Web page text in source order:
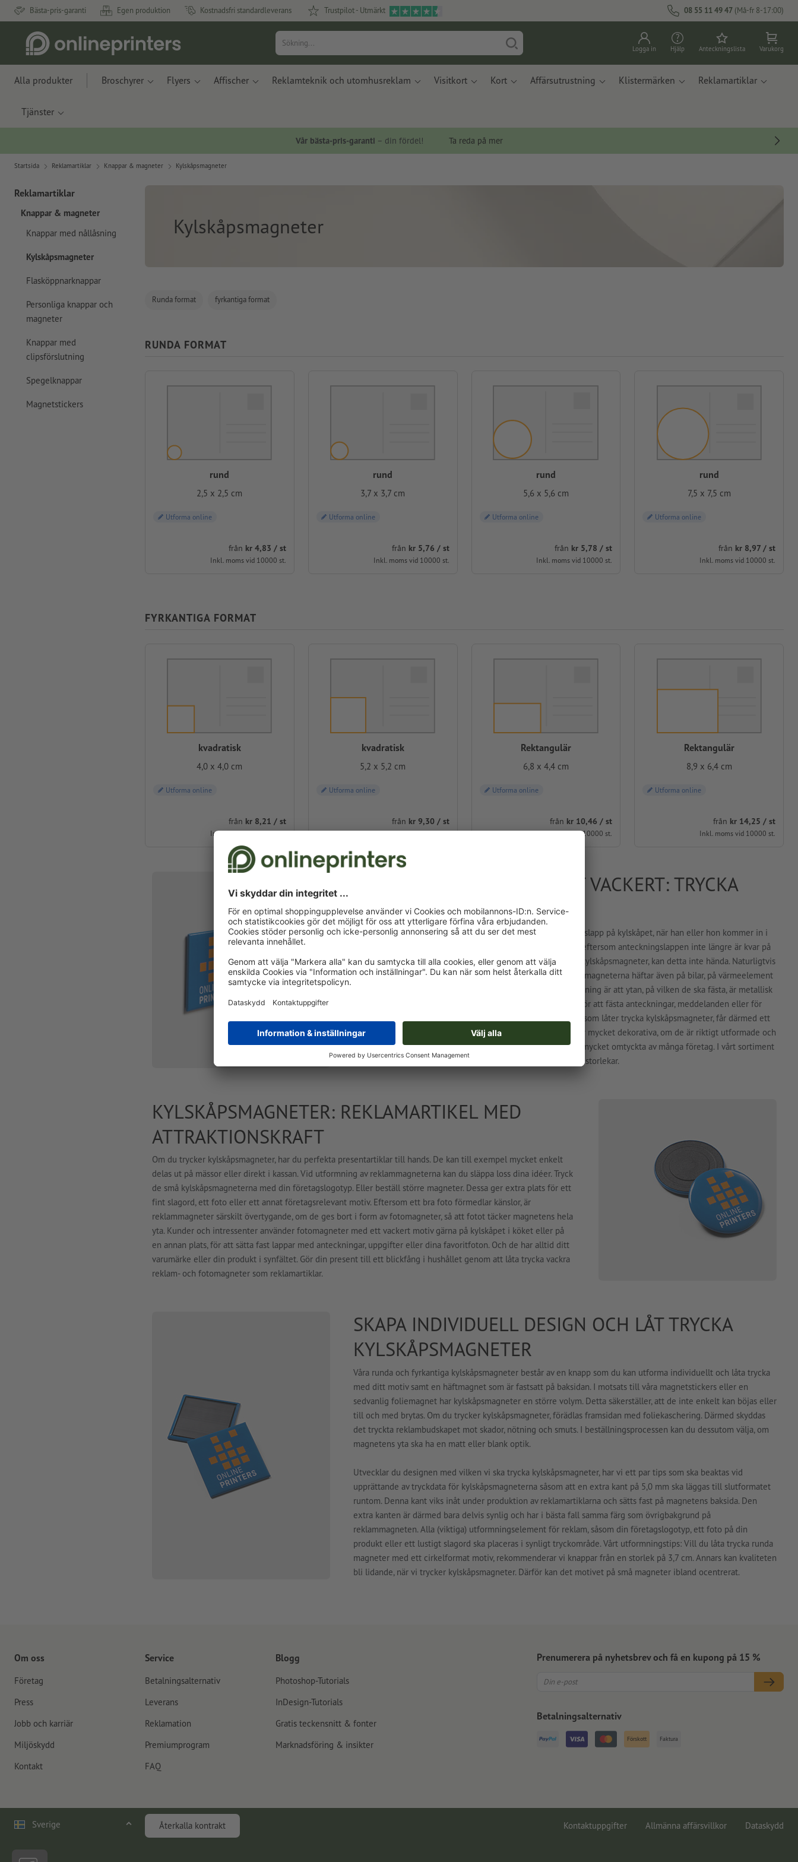
Bästa-pris-garanti Egen produktion Kostnadsfri standardleverans Trustpilot - Utmärkt 08 55 11 49 47 (Må-fr 8-17:00)
Logga in Hjälp Anteckningslista Varukorg
Alla produkter Broschyrer Flyers Affischer Reklamteknik och utomhusreklam Visitkort Kort Affärsutrustning Klistermärken Reklamartiklar
Tjänster
Vår bästa-pris-garanti – din fördel! Ta reda på mer
Startsida Reklamartiklar Knappar & magneter Kylskåpsmagneter
Reklamartiklar
Knappar & magneter
Knappar med nållåsning
Kylskåpsmagneter
Flasköppnarknappar
Personliga knappar och
magneter
Knappar med
clipsförslutning
Spegelknappar
Magnetstickers
Kylskåpsmagneter
Runda format fyrkantiga format
RUNDA FORMAT
rund
2,5 x 2,5 cm
Utforma online
från kr 4,83 / st
Inkl. moms vid 10000 st.
rund
3,7 x 3,7 cm
Utforma online
från kr 5,76 / st
Inkl. moms vid 10000 st.
rund
5,6 x 5,6 cm
Utforma online
från kr 5,78 / st
Inkl. moms vid 10000 st.
rund
7,5 x 7,5 cm
Utforma online
från kr 8,97 / st
Inkl. moms vid 10000 st.
FYRKANTIGA FORMAT
kvadratisk
4,0 x 4,0 cm
Utforma online
från kr 8,21 / st
Inkl. moms vid 10000 st.
kvadratisk
5,2 x 5,2 cm
Utforma online
från kr 9,30 / st
Inkl. moms vid 10000 st.
Rektangulär
6,8 x 4,4 cm
Utforma online
från kr 10,46 / st
Inkl. moms vid 10000 st.
Rektangulär
8,9 x 6,4 cm
Utforma online
från kr 14,25 / st
Inkl. moms vid 10000 st.
PRAKTISKT OCH SAMTIDIGT VACKERT: TRYCKA
KYLSKÅPSMAGNETER NU
Vem tycker inte om ett vänligt meddelande på en anteckningslapp på kylskåpet, när han eller hon kommer in i
köket? Men vad händer, om meddelandet inte kommer fram, eftersom anteckningslappen inte längre är kvar på
kylskåpsdörren, utan ligger på golvet? Sätts lappen fast med kylskåpsmagneter, kan detta inte hända. Naturligtvis
kan de praktiska små hjälpmedlen inte bara fästas på kylskåp, magneterna häftar även på bilar, på värmeelement
eller whiteboards. Den enda förutsättningen för deras fastsättning är att ytan, på vilken de ska fästa, är metallisk
och därför magnetisk. Större magneter är inte bara lämpliga för att fästa anteckningar, meddelanden eller för
dekoration, utan kan även tryckas med en trevlig slogan. Den som låter trycka kylskåpsmagneter, får därmed ett
reklammedium, som har en stödfunktion och som samtidigt är mycket dekorativa, om de är riktigt utformade och
trycks i bra kvalitet Därför är magnetiska reklamartiklar även mycket omtyckta av många företag. I vårt sortiment
hittar du runda och fyrkantiga magneter i respektive tre olika storlekar.
KYLSKÅPSMAGNETER: REKLAMARTIKEL MED
ATTRAKTIONSKRAFT
Om du trycker kylskåpsmagneter, har du perfekta presentartiklar till hands. De kan till exempel mycket enkelt
delas ut på mässor eller direkt i kassan. Vid utformning av reklammagneterna kan du släppa loss dina idéer. Tryck
de små kylskåpsmagneterna med din företagslogotyp. Eller beställ större magneter. Dessa ger extra plats för ett
fint slagord, ett foto eller ett annat företagsrelevant motiv. Eftersom ett bra foto förmedlar känslor, är
reklammagneter särskilt övertygande, om de ges bort i form av fotomagneter, så att fotot täcker magnetens hela
yta. Kunder och intressenter använder fotomagneter med ett vackert motiv gärna på kylskåpet i köket eller på
en annan plats, för att sätta fast lappar med anteckningar, uppgifter eller dina favoritfoton. Och de har alltid ditt
varumärke eller din produkt i synfältet. Gör din present till ett blickfång i hushållet genom att låta trycka vackra
reklam- och fotomagneter som reklamartiklar.
SKAPA INDIVIDUELL DESIGN OCH LÅT TRYCKA
KYLSKÅPSMAGNETER
Våra runda och fyrkantiga kylskåpsmagneter består av en knapp som du kan utforma individuellt och låta trycka
med ditt motiv samt en häftmagnet som är fastsatt på baksidan. I motsats till våra magnetstickers eller en
sedvanlig foliemagnet har kylskåpsmagneter en större volym. Detta säkerställer, att de inte enkelt kan böjas eller
till och med brytas. Om du trycker kylskåpsmagneter, förädlas framsidan med foliekaschering. Därmed skyddas
det tryckta reklambudskapet mot skador, nötning och smuts. I beställningsprocessen kan du dessutom välja, om
magnetens yta ska ha en matt eller blank optik.
Utvecklar du designen med vilken vi ska trycka kylskåpsmagneter, har vi ett par tips som ska beaktas vid
upprättande av tryckdata för kylskåpsmagneterna såsom att en extra kant på 5,0 mm ska läggas till slutformatet
runtom. Denna kant viks inåt under produktion av reklamartiklarna och sätts fast på magnetens baksida. Den
extra kanten är därmed bara delvis synlig och har i bästa fall samma färg som övrigbakgrund på
reklammagneten. Alla (viktiga) utformningselement för reklam, såsom din företagslogotyp, ett foto på din
produkt eller ett lustigt slagord ska placeras i synligt tryckområde. Vårt utformningstips: Vill du låta trycka runda
magneter med ett cirkelformat motiv, rekommenderar vi knappar från en storlek på 3,7 cm. Annars kan kvaliteten
bli lidande, när vi trycker kylskåpsmagneter. Därför kan det motivet på små magneter ibland ocentrerat.
Om oss
Företag
Press
Jobb och karriär
Miljöskydd
Kontakt
Service
Betalningsalternativ
Leverans
Reklamation
Premiumprogram
FAQ
Blogg
Photoshop-Tutorials
InDesign-Tutorials
Gratis teckensnitt & fonter
Marknadsföring & insikter
Prenumerera på nyhetsbrev och få en kupong på 15 %
Betalningsalternativ
Förskott Faktura
Sverige Återkalla kontrakt Kontaktuppgifter Allmänna affärsvillkor Dataskydd